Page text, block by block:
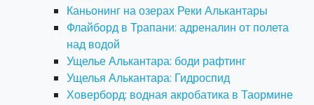
Каньонинг на озерах Реки Алькантары
Флайборд в Трапани: адреналин от полета
над водой
Ущелье Алькантара: боди рафтинг
Ущелья Алькантара: Гидроспид
Ховерборд: водная акробатика в Таормине